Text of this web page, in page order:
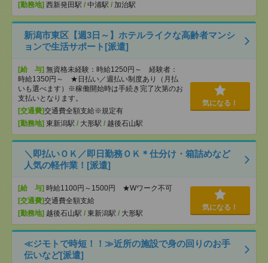
[勤務地] 西新発田駅 / 中浦駅 / 加治駅
新潟市東区【週3日～】ホテルライクな高齢者マンシ
ョンで生活サポート[派遣]
[給 与] 無資格未経験：時給1250円～ 経験者：
時給1350円～ ★日払い／週払い制度あり（月払
いも選べます）※稼働開始時は手続き完了次第のお
支払いとなります。
[交通費]交通費全額支給※規定有
[勤務地] 東新潟駅 / 大形駅 / 越後石山駅
気になる！
＼即払いＯＫ／即日勤務ＯＫ＊仕分け・箱詰めなど
人気の軽作業！[派遣]
[給 与] 時給1100円～1500円 ★Wワーク不可
[交通費]交通費全額支給
[勤務地] 越後石山駅 / 東新潟駅 / 大形駅
気になる！
≪ジモトで時短！！≫近所の施設で身の回りのお手
伝いなど[派遣]